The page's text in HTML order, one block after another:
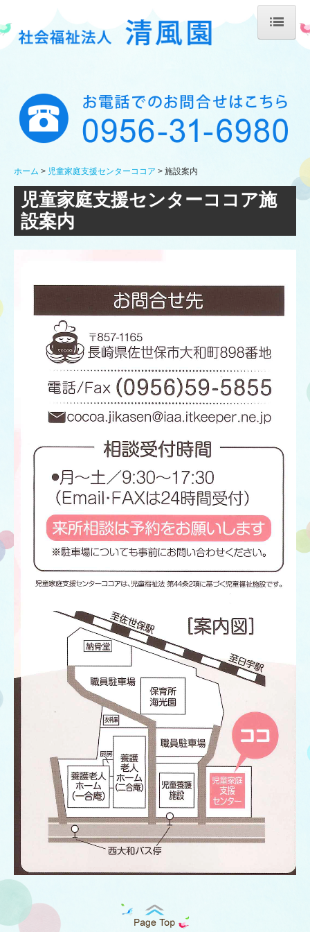
養護老人ホーム 清風園
施設案内
お知らせ
児童養護施設 清風園
施設案内
児童家庭支援センターココア
保育所 海光園
園のご案内
イベント情報
採用情報
ホーム 児童家庭支援センターココア 施設案内
児童家庭支援センターココア施
設案内